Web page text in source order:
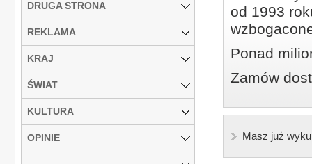
od 1993
Ponad
Zamów
Masz już
DRUGA STRONA
REKLAMA
KRAJ
ŚWIAT
KULTURA
OPINIE